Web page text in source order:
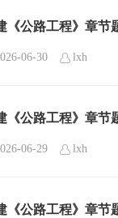
《公路工程》章
06-30 lxh
《公路工程》章
06-29 lxh
《公路工程》章